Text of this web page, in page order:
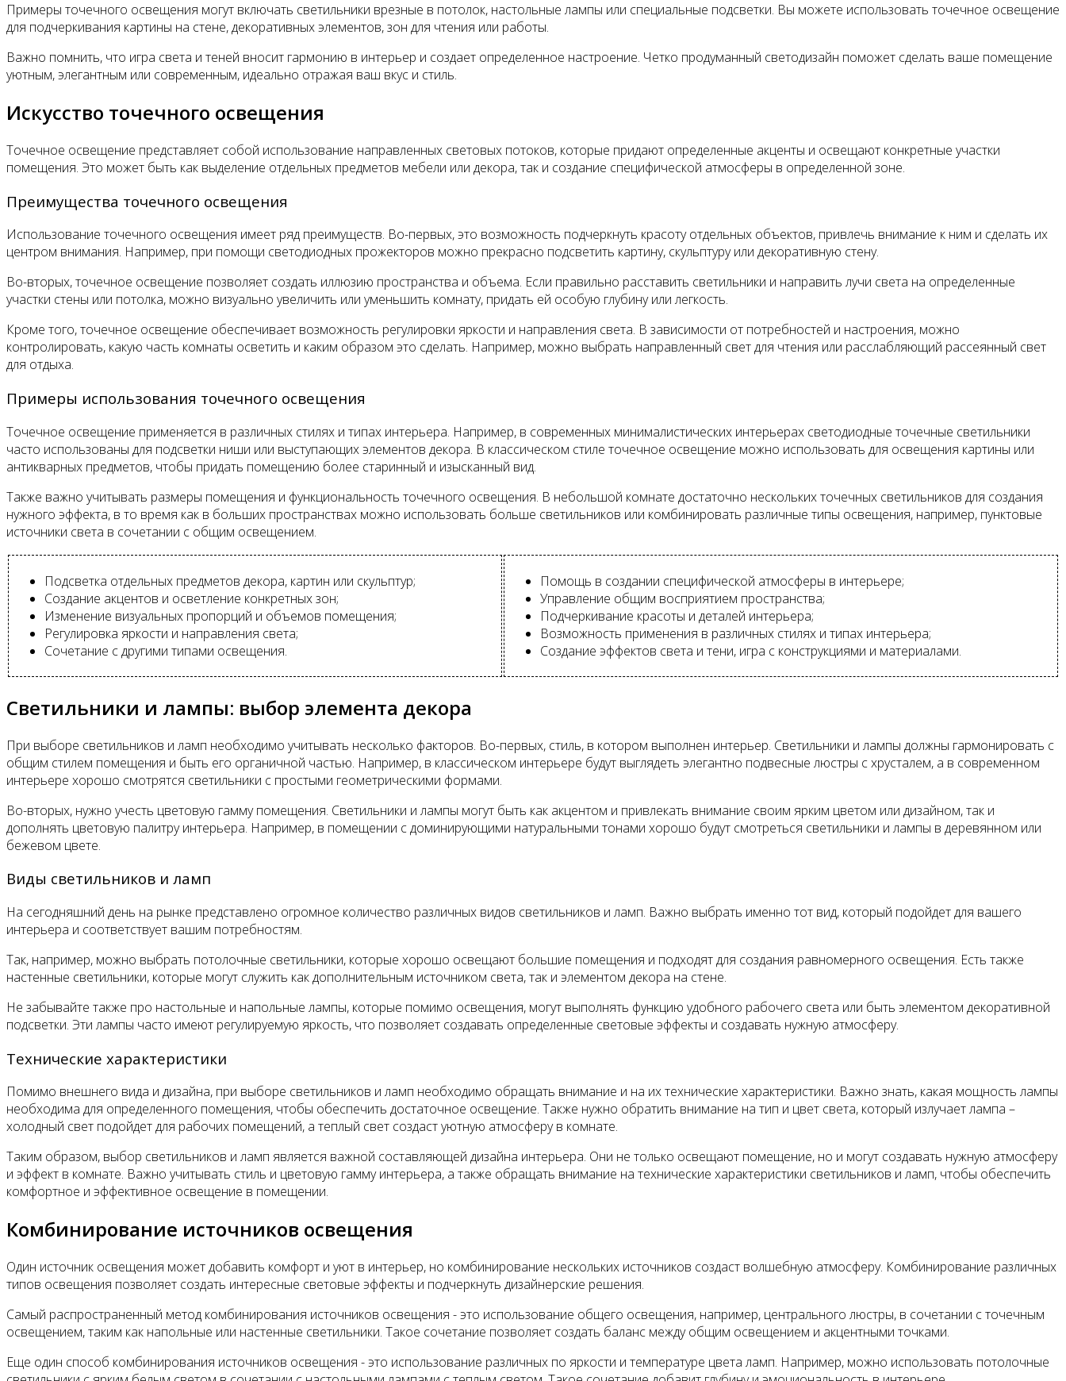
Примеры точечного освещения могут включать светильники врезные в потолок, настольные лампы или специальные подсветки. Вы можете использовать точечное освещение
для подчеркивания картины на стене, декоративных элементов, зон для чтения или работы.
Важно помнить, что игра света и теней вносит гармонию в интерьер и создает определенное настроение. Четко продуманный светодизайн поможет сделать ваше помещение
уютным, элегантным или современным, идеально отражая ваш вкус и стиль.
Искусство точечного освещения
Точечное освещение представляет собой использование направленных световых потоков, которые придают определенные акценты и освещают конкретные участки
помещения. Это может быть как выделение отдельных предметов мебели или декора, так и создание специфической атмосферы в определенной зоне.
Преимущества точечного освещения
Использование точечного освещения имеет ряд преимуществ. Во-первых, это возможность подчеркнуть красоту отдельных объектов, привлечь внимание к ним и сделать их
центром внимания. Например, при помощи светодиодных прожекторов можно прекрасно подсветить картину, скульптуру или декоративную стену.
Во-вторых, точечное освещение позволяет создать иллюзию пространства и объема. Если правильно расставить светильники и направить лучи света на определенные
участки стены или потолка, можно визуально увеличить или уменьшить комнату, придать ей особую глубину или легкость.
Кроме того, точечное освещение обеспечивает возможность регулировки яркости и направления света. В зависимости от потребностей и настроения, можно
контролировать, какую часть комнаты осветить и каким образом это сделать. Например, можно выбрать направленный свет для чтения или расслабляющий рассеянный свет
для отдыха.
Примеры использования точечного освещения
Точечное освещение применяется в различных стилях и типах интерьера. Например, в современных минималистических интерьерах светодиодные точечные светильники
часто использованы для подсветки ниши или выступающих элементов декора. В классическом стиле точечное освещение можно использовать для освещения картины или
антикварных предметов, чтобы придать помещению более старинный и изысканный вид.
Также важно учитывать размеры помещения и функциональность точечного освещения. В небольшой комнате достаточно нескольких точечных светильников для создания
нужного эффекта, в то время как в больших пространствах можно использовать больше светильников или комбинировать различные типы освещения, например, пунктовые
источники света в сочетании с общим освещением.
Подсветка отдельных предметов декора, картин или скульптур;
Создание акцентов и осветление конкретных зон;
Изменение визуальных пропорций и объемов помещения;
Регулировка яркости и направления света;
Сочетание с другими типами освещения.
Помощь в создании специфической атмосферы в интерьере;
Управление общим восприятием пространства;
Подчеркивание красоты и деталей интерьера;
Возможность применения в различных стилях и типах интерьера;
Создание эффектов света и тени, игра с конструкциями и материалами.
Светильники и лампы: выбор элемента декора
При выборе светильников и ламп необходимо учитывать несколько факторов. Во-первых, стиль, в котором выполнен интерьер. Светильники и лампы должны гармонировать с
общим стилем помещения и быть его органичной частью. Например, в классическом интерьере будут выглядеть элегантно подвесные люстры с хрусталем, а в современном
интерьере хорошо смотрятся светильники с простыми геометрическими формами.
Во-вторых, нужно учесть цветовую гамму помещения. Светильники и лампы могут быть как акцентом и привлекать внимание своим ярким цветом или дизайном, так и
дополнять цветовую палитру интерьера. Например, в помещении с доминирующими натуральными тонами хорошо будут смотреться светильники и лампы в деревянном или
бежевом цвете.
Виды светильников и ламп
На сегодняшний день на рынке представлено огромное количество различных видов светильников и ламп. Важно выбрать именно тот вид, который подойдет для вашего
интерьера и соответствует вашим потребностям.
Так, например, можно выбрать потолочные светильники, которые хорошо освещают большие помещения и подходят для создания равномерного освещения. Есть также
настенные светильники, которые могут служить как дополнительным источником света, так и элементом декора на стене.
Не забывайте также про настольные и напольные лампы, которые помимо освещения, могут выполнять функцию удобного рабочего света или быть элементом декоративной
подсветки. Эти лампы часто имеют регулируемую яркость, что позволяет создавать определенные световые эффекты и создавать нужную атмосферу.
Технические характеристики
Помимо внешнего вида и дизайна, при выборе светильников и ламп необходимо обращать внимание и на их технические характеристики. Важно знать, какая мощность лампы
необходима для определенного помещения, чтобы обеспечить достаточное освещение. Также нужно обратить внимание на тип и цвет света, который излучает лампа –
холодный свет подойдет для рабочих помещений, а теплый свет создаст уютную атмосферу в комнате.
Таким образом, выбор светильников и ламп является важной составляющей дизайна интерьера. Они не только освещают помещение, но и могут создавать нужную атмосферу
и эффект в комнате. Важно учитывать стиль и цветовую гамму интерьера, а также обращать внимание на технические характеристики светильников и ламп, чтобы обеспечить
комфортное и эффективное освещение в помещении.
Комбинирование источников освещения
Один источник освещения может добавить комфорт и уют в интерьер, но комбинирование нескольких источников создаст волшебную атмосферу. Комбинирование различных
типов освещения позволяет создать интересные световые эффекты и подчеркнуть дизайнерские решения.
Самый распространенный метод комбинирования источников освещения - это использование общего освещения, например, центрального люстры, в сочетании с точечным
освещением, таким как напольные или настенные светильники. Такое сочетание позволяет создать баланс между общим освещением и акцентными точками.
Еще один способ комбинирования источников освещения - это использование различных по яркости и температуре цвета ламп. Например, можно использовать потолочные